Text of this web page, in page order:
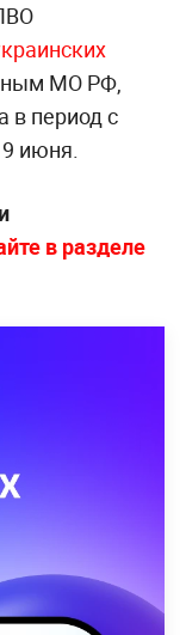
МО РФ,
в период с
июня.
в разделе